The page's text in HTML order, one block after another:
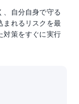
、自分自身で守る
まれるリスクを最
対策をすぐに実行